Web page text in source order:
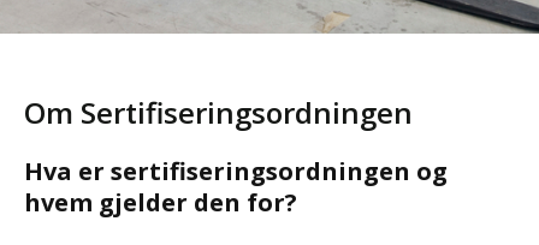
Om Sertifiseringsordningen
Hva er sertifiseringsordningen og
hvem gjelder den for?